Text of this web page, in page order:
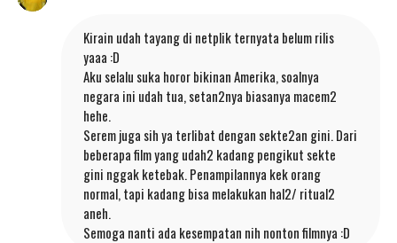
Kirain udah tayang di netplik ternyata belum rilis
yaaa :D
Aku selalu suka horor bikinan Amerika, soalnya
negara ini udah tua, setan2nya biasanya macem2
hehe.
Serem juga sih ya terlibat dengan sekte2an gini. Dari
beberapa film yang udah2 kadang pengikut sekte
gini nggak ketebak. Penampilannya kek orang
normal, tapi kadang bisa melakukan hal2/ ritual2
aneh.
Semoga nanti ada kesempatan nih nonton filmnya :D